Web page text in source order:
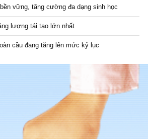
vững, tăng cường đa dạng sinh học
lượng tái tạo lớn nhất
cầu đang tăng lên mức kỷ lục